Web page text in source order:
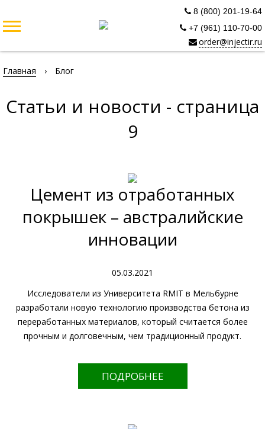
8 (800) 201-19-64
+7 (961) 110-70-00
order@injectir.ru
Главная › Блог
Статьи и новости - страница
9
Цемент из отработанных
покрышек – австралийские
инновации
05.03.2021
Исследователи из Университета RMIT в Мельбурне
разработали новую технологию производства бетона из
переработанных материалов, который считается более
прочным и долговечным, чем традиционный продукт.
ПОДРОБНЕЕ